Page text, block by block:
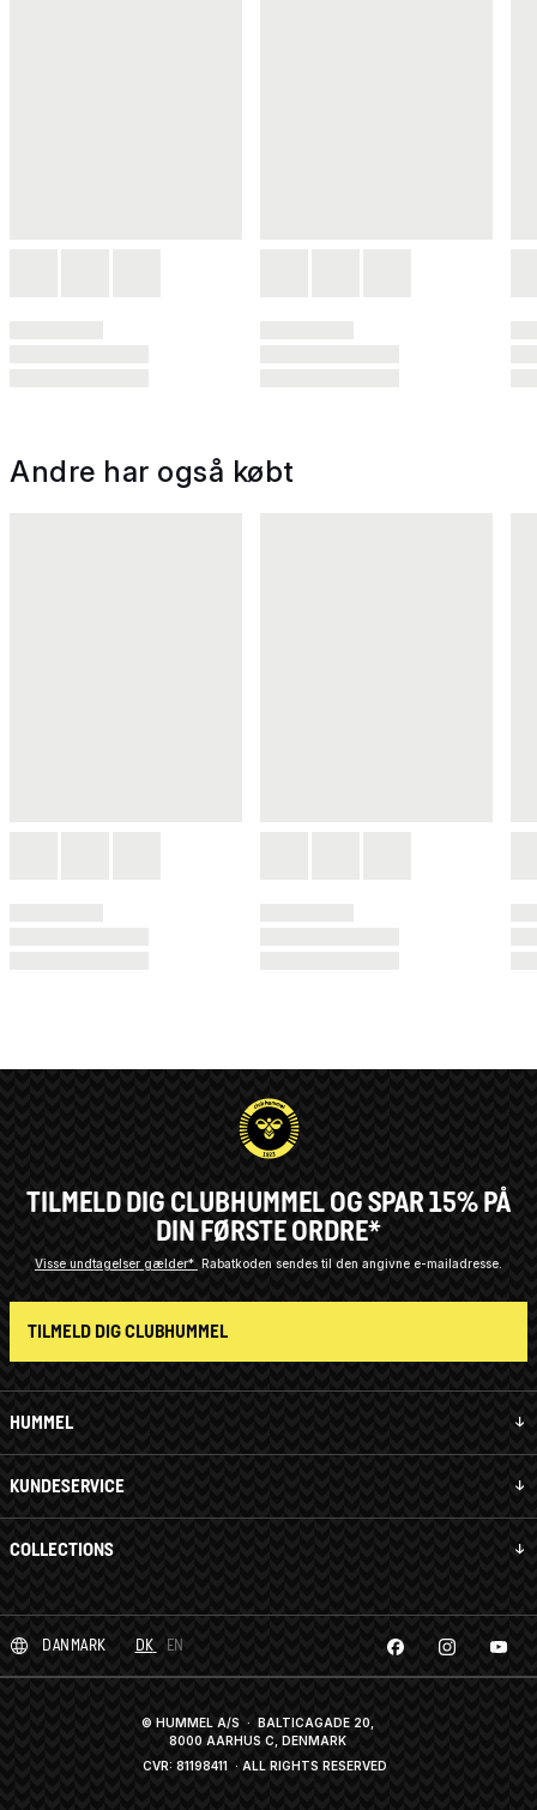
Andre har også købt
HUMMEL
KUNDESERVICE
COLLECTIONS
TILMELD DIG CLUBHUMMEL OG SPAR 15% PÅ
DIN FØRSTE ORDRE*
Visse undtagelser gælder* Rabatkoden sendes til den angivne e-mailadresse.
TILMELD DIG CLUBHUMMEL
DANMARK DK EN
© HUMMEL A/S · BALTICAGADE 20,
8000 AARHUS C, DENMARK
CVR: 81198411· ALL RIGHTS RESERVED